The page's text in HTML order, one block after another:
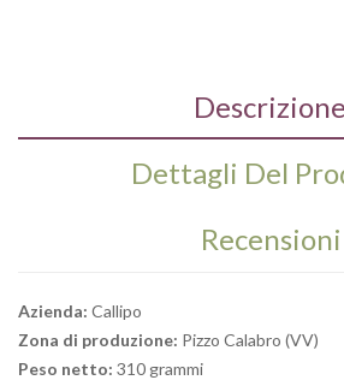
Descrizione
Dettagli Del
Recensioni
Azienda: Callipo
Zona di produzione: Pizzo Calabro (VV)
Peso netto: 310 grammi